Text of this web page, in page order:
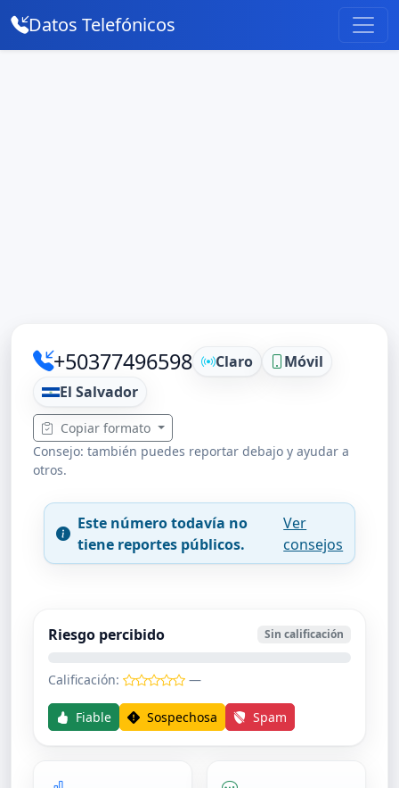
Datos Telefónicos
+50377496598 Claro
Móvil
El Salvador
Copiar formato
Consejo: también puedes reportar debajo y ayudar a
otros.
Este número todavía no
tiene reportes públicos.
Ver
consejos
Riesgo percibido Sin calificación
Calificación: —
Fiable Sospechosa Spam